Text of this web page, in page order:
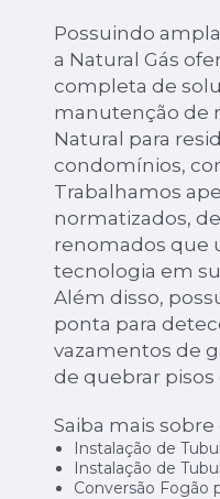
Possuindo
a Natural Gás
completa de
manutenção de
Natural para
condomínios,
Trabalhamos
normatizados,
renomados que
tecnologia em
Além disso,
ponta para
vazamentos de
de quebrar pisos
Saiba mais sobre
Instalação de
Instalação de
Conversão Fogão